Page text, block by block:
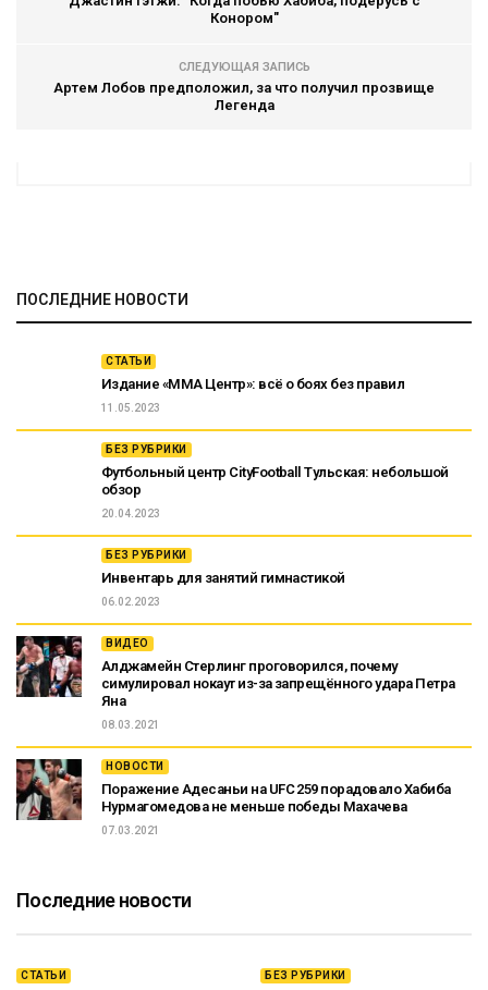
Конором"
СЛЕДУЮЩАЯ ЗАПИСЬ
Артем Лобов предположил, за что получил прозвище
Легенда
ПОСЛЕДНИЕ НОВОСТИ
СТАТЬИ
Издание «ММА Центр»: всё о боях без правил
11.05.2023
БЕЗ РУБРИКИ
Футбольный центр CityFootball Тульская: небольшой
обзор
20.04.2023
БЕЗ РУБРИКИ
Инвентарь для занятий гимнастикой
06.02.2023
ВИДЕО
Алджамейн Стерлинг проговорился, почему
симулировал нокаут из-за запрещённого удара Петра
Яна
08.03.2021
НОВОСТИ
Поражение Адесаньи на UFC 259 порадовало Хабиба
Нурмагомедова не меньше победы Махачева
07.03.2021
Последние новости
СТАТЬИ БЕЗ РУБРИКИ